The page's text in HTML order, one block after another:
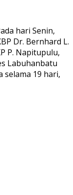
hari Senin,
Dr. Bernhard L.
P. Napitupulu,
Labuhanbatu
selama 19 hari,